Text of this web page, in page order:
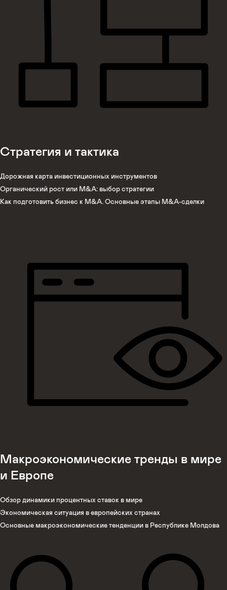
Стратегия и тактика
Дорожная карта инвестиционных инструментов
Органический рост или M&A: выбор стратегии
Как подготовить бизнес к M&A. Основные этапы M&A-сделки
Макроэкономические тренды в мире
и Европе
Обзор динамики процентных ставок в мире
Экономическая ситуация в европейских странах
Основные макроэкономические тенденции в Республике Молдова